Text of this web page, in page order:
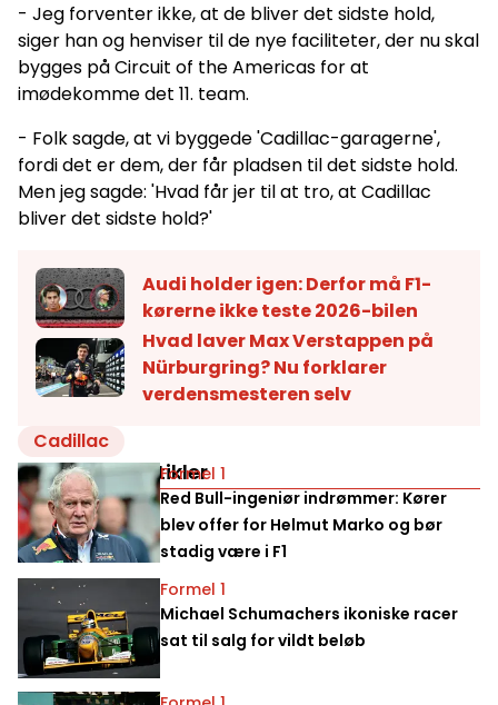
- Jeg forventer ikke, at de bliver det sidste hold,
siger han og henviser til de nye faciliteter, der nu skal
bygges på Circuit of the Americas for at
imødekomme det 11. team.
- Folk sagde, at vi byggede 'Cadillac-garagerne',
fordi det er dem, der får pladsen til det sidste hold.
Men jeg sagde: 'Hvad får jer til at tro, at Cadillac
bliver det sidste hold?'
Audi holder igen: Derfor må F1-
kørerne ikke teste 2026-bilen
Hvad laver Max Verstappen på
Nürburgring? Nu forklarer
verdensmesteren selv
Cadillac
Relaterede artikler
Formel 1
Red Bull-ingeniør indrømmer: Kører
blev offer for Helmut Marko og bør
stadig være i F1
Formel 1
Michael Schumachers ikoniske racer
sat til salg for vildt beløb